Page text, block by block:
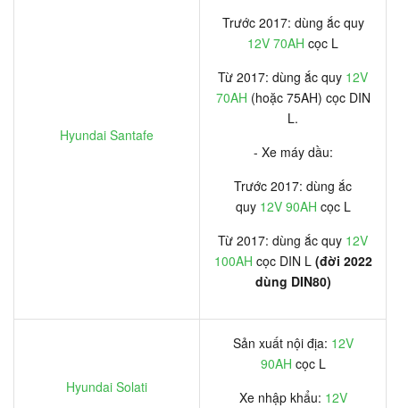
Hyundai Santafe
Trước 2017: dùng ắc quy
12V 70AH cọc L
Từ 2017: dùng ắc quy 12V
70AH (hoặc 75AH) cọc DIN
L.
- Xe máy dầu:
Trước 2017: dùng ắc
quy 12V 90AH cọc L
Từ 2017: dùng ắc quy 12V
100AH cọc DIN L (đời 2022
dùng DIN80)
Hyundai Solati
Sản xuất nội địa: 12V
90AH cọc L
Xe nhập khẩu: 12V